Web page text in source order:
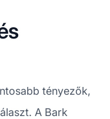
tényezők,
A Bark